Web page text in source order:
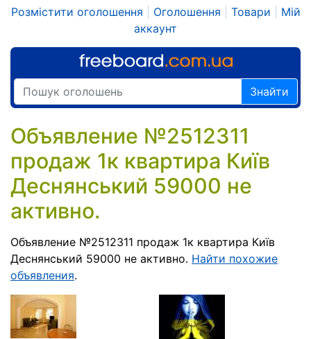
Розмістити оголошення Оголошення Товари
Мій
аккаунт
Знайти
Объявление №2512311
продаж 1к квартира Київ
Деснянський 59000 не
активно.
Объявление №2512311 продаж 1к квартира Київ
Деснянський 59000 не активно. Найти похожие
объявления.